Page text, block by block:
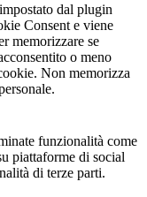
dal plugin
Consent e viene
memorizzare se
o meno
Non memorizza
funzionalità come
piattaforme di social
di terze parti.